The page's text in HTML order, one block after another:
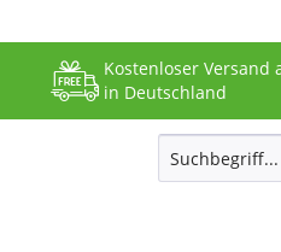
Kostenloser Versand
in Deutschland